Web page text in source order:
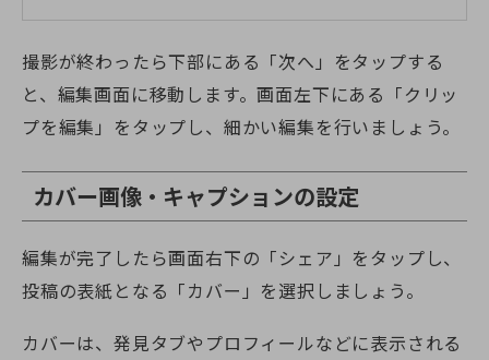
撮影が終わったら下部にある「次へ」をタップする
と、編集画面に移動します。画面左下にある「クリッ
プを編集」をタップし、細かい編集を行いましょう。
カバー画像・キャプションの設定
編集が完了したら画面右下の「シェア」をタップし、
投稿の表紙となる「カバー」を選択しましょう。
カバーは、発見タブやプロフィールなどに表示される